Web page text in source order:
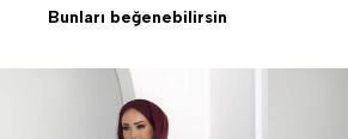
Bunları beğenebilirsin